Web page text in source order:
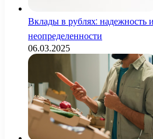
Вклады в рублях: надежность
неопределенности
06.03.2025